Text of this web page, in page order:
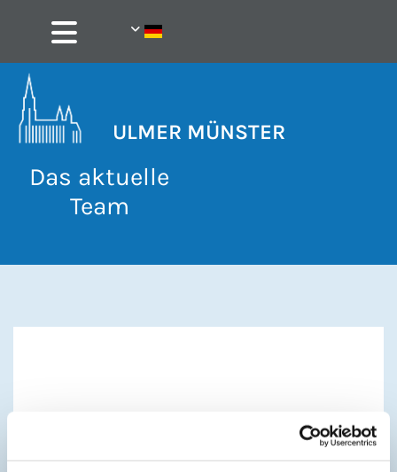
ULMER MÜNSTER
Das aktuelle
Team
Das aktuelle Team